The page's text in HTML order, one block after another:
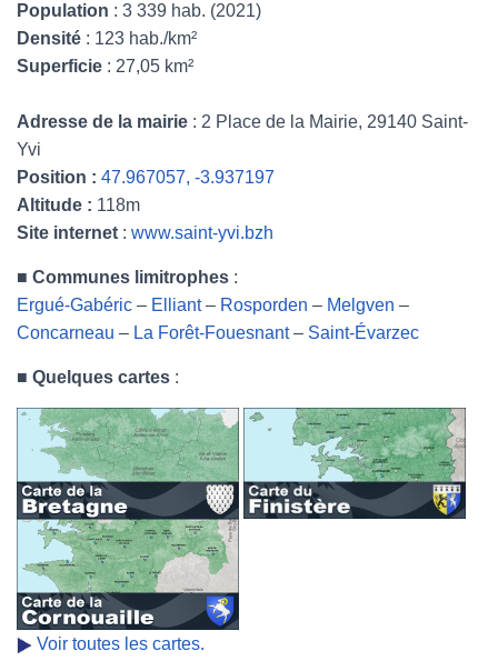
Population : 3 339 hab. (2021)
Densité : 123 hab./km²
Superficie : 27,05 km²
Adresse de la mairie : 2 Place de la Mairie, 29140 Saint-
Yvi
Position : 47.967057, -3.937197
Altitude : 118m
Site internet : www.saint-yvi.bzh
■ Communes limitrophes :
Ergué-Gabéric – Elliant– Rosporden – Melgven –
Concarneau – La Forêt-Fouesnant– Saint-Évarzec
■ Quelques cartes :
Voir toutes les cartes.